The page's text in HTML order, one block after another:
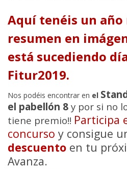
Aquí tenéis un año
resumen en
está sucediendo
Fitur2019.
Nos podéis encontrar en el
el pabellón 8 y por si no
tiene premio!! Participa
concurso y consigue
descuento en tu
Avanza.